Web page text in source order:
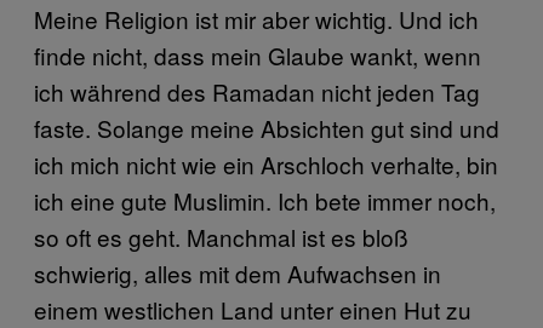
Meine Religion ist mir aber wichtig. Und ich
finde nicht, dass mein Glaube wankt, wenn
ich während des Ramadan nicht jeden Tag
faste. Solange meine Absichten gut sind und
ich mich nicht wie ein Arschloch verhalte, bin
ich eine gute Muslimin. Ich bete immer noch,
so oft es geht. Manchmal ist es bloß
schwierig, alles mit dem Aufwachsen in
einem westlichen Land unter einen Hut zu